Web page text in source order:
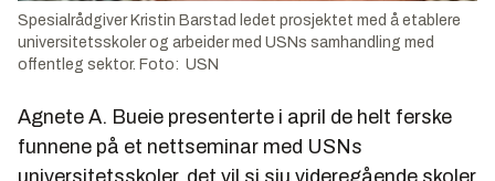
Spesialrådgiver Kristin Barstad ledet prosjektet med å etablere
universitetsskoler og arbeider med USNs samhandling med
offentleg sektor. Foto: USN
Agnete A. Bueie presenterte i april de helt ferske
funnene på et nettseminar med USNs